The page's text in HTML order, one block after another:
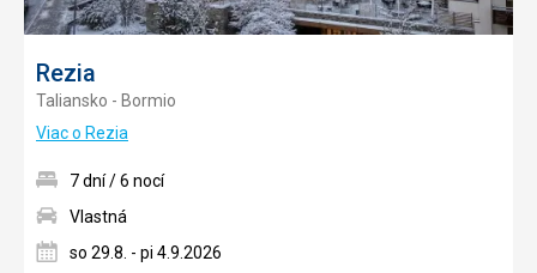
Rezia
Taliansko - Bormio
Viac o Rezia
7 dní / 6 nocí
Vlastná
so 29.8. - pi 4.9.2026